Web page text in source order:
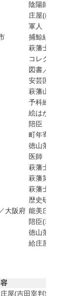
陰陽師
庄屋(山口宰判
軍人（海軍機関
捕鯨組主
萩藩士（大組）
コレクション
図書／軍人
安芸国人／萩
萩藩山代地手子
予科練／コレク
絵はがき／コレ
陪臣（萩藩問
町年寄（徳山藩
徳山藩士
医師（軍医）
萩藩士（物頭組
萩藩第二奇兵隊
萩藩士
歴史研究者／
大阪府 能美庄(安芸国)
陪臣(萩藩右田
徳山藩士
給庄屋・小都
屋(吉田宰判)／副戸長